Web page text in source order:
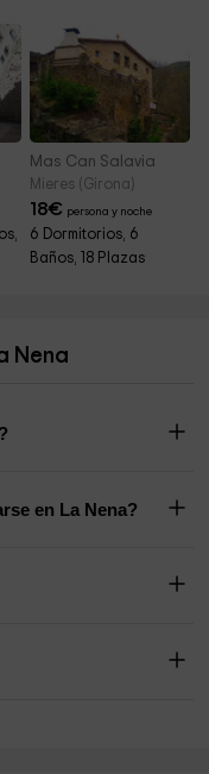
Mas Can Salavia
Mieres (Girona)
18€ persona y noche
6 Dormitorios, 6
Baños, 18 Plazas
Nena
en La Nena?